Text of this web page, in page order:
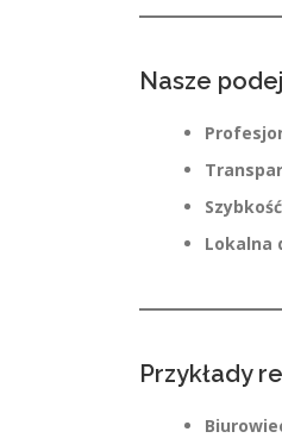
Nasze
Lokalna
Przykłady